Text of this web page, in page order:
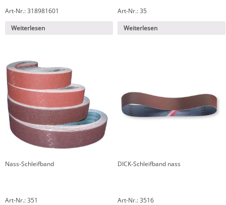
Art-Nr.: 318981601
Weiterlesen
Art-Nr.: 35
Weiterlesen
Nass-Schleifband
Art-Nr.: 351
DICK-Schleifband nass
Art-Nr.: 3516